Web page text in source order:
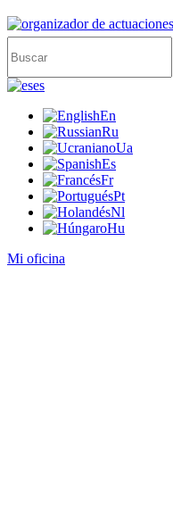
es
En
Ru
Ua
Es
Fr
Pt
Nl
Hu
Mi oficina